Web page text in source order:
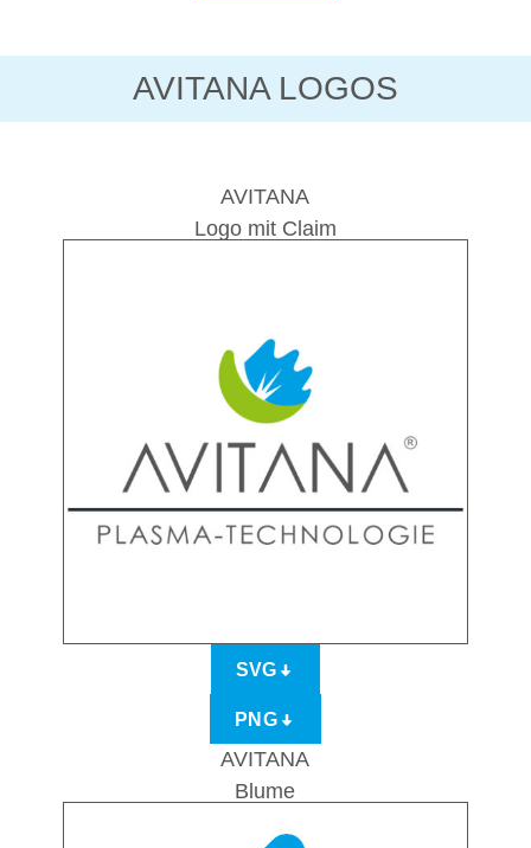
AVITANA LOGOS
AVITANA
Logo mit Claim
SVG
PNG
AVITANA
Blume